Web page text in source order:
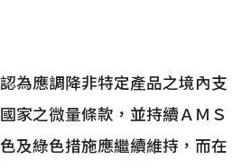
為應調降非特定產品之境內支
家之微量條款，並持續ＡＭＳ
及綠色措施應繼續維持，而在